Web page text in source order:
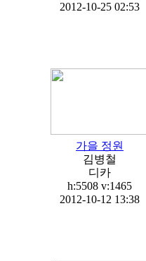
2012-10-25 02:53
가을 정원
김병철
디카
h:5508 v:1465
2012-10-12 13:38